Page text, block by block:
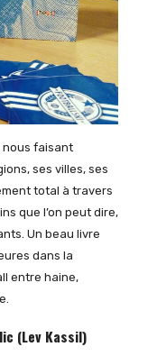
faisant
ses villes, ses
total à travers
que l’on peut dire,
Un beau livre
dans la
entre haine,
(Lev Kassil)